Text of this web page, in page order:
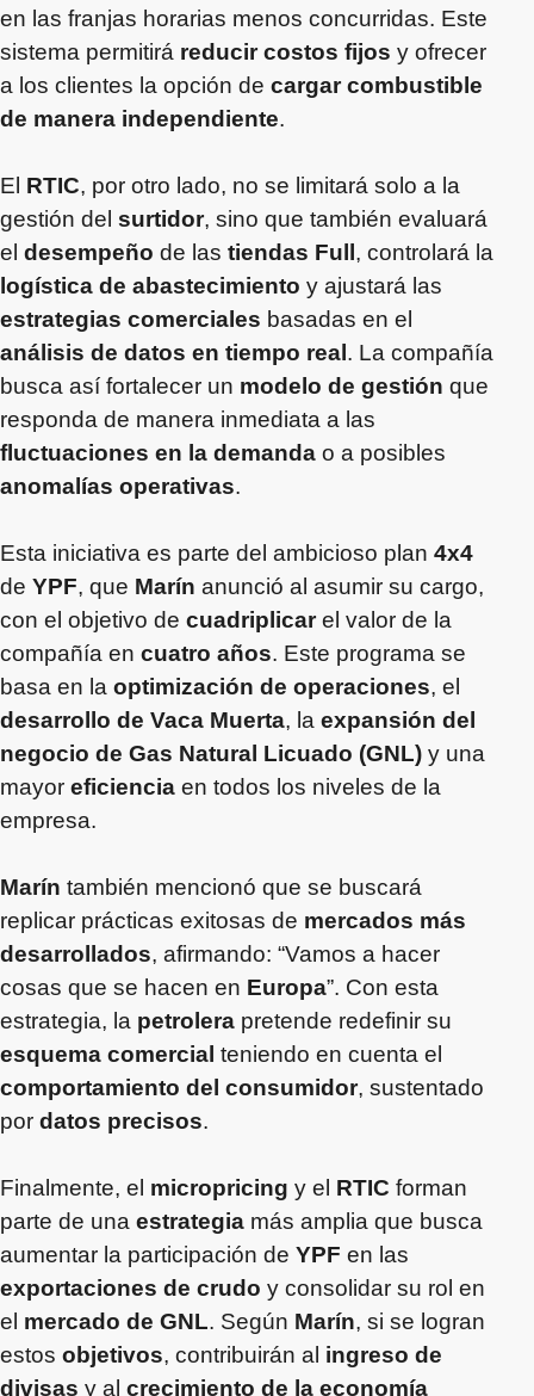
en las franjas horarias menos concurridas. Este
sistema permitirá reducir costos fijos y ofrecer
a los clientes la opción de cargar combustible
de manera independiente.
El RTIC, por otro lado, no se limitará solo a la
gestión del surtidor, sino que también evaluará
el desempeño de las tiendas Full , controlará la
logística de abastecimiento y ajustará las
estrategias comerciales basadas en el
análisis de datos en tiempo real . La compañía
busca así fortalecer un modelo de gestión que
responda de manera inmediata a las
fluctuaciones en la demanda o a posibles
anomalías operativas.
Esta iniciativa es parte del ambicioso plan 4x4
de YPF, que Marín anunció al asumir su cargo,
con el objetivo de cuadriplicarel valor de la
compañía en cuatro años. Este programa se
basa en la optimización de operaciones, el
desarrollo de Vaca Muerta, la expansión del
negocio de Gas Natural Licuado (GNL) y una
mayor eficiencia en todos los niveles de la
empresa.
Marín también mencionó que se buscará
replicar prácticas exitosas de mercados más
desarrollados, afirmando: “Vamos a hacer
cosas que se hacen en Europa”. Con esta
estrategia, la petrolera pretende redefinir su
esquema comercial teniendo en cuenta el
comportamiento del consumidor, sustentado
por datos precisos.
Finalmente, el micropricing y el RTIC forman
parte de una estrategia más amplia que busca
aumentar la participación de YPF en las
exportaciones de crudo y consolidar su rol en
el mercado de GNL. Según Marín, si se logran
estos objetivos, contribuirán al ingreso de
divisas y al crecimiento de la economía